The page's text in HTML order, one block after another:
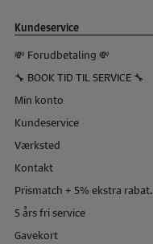
Kundeservice
💸 Forudbetaling 💸
🔧 BOOK TID TIL SERVICE 🔧
Min konto
Kundeservice
Værksted
Kontakt
Prismatch + 5% ekstra rabat.
5 års fri service
Gavekort